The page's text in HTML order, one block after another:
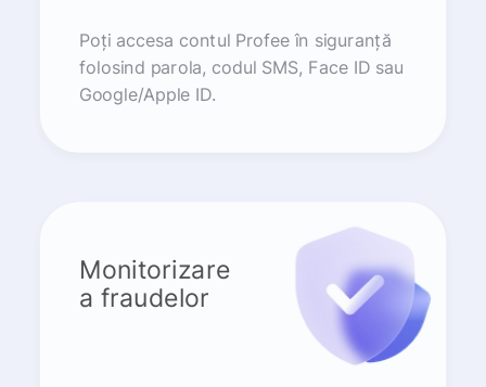
Poți accesa contul Profee în siguranță
folosind parola, codul SMS, Face ID sau
Google/Apple ID.
Monitorizare
a fraudelor